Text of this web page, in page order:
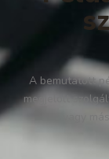
A bemutatott
megjelölt
vagy